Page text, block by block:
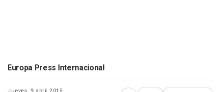
Europa Press Internacional